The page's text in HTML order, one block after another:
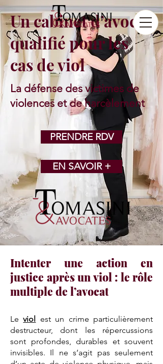
Un cabinet d’avocat
qualifié pour les
cas de viol
La défense des victimes de
violences et de harcèlement
PRENDRE RDV
EN SAVOIR +
Intenter une action en
justice après un viol : le rôle
multiple de l’avocat
Leviol est un crime particulièrement
destructeur, dont les répercussions
sont profondes, durables et souvent
invisibles. Il ne s’agit pas seulement